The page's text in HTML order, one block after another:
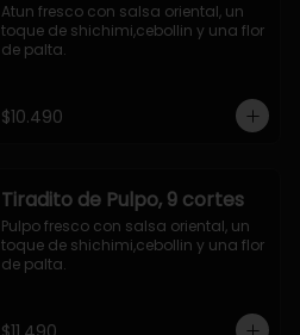
Atun fresco con salsa oriental, un
toque de shichimi,cebollin y una flor
de palta.
$10.490
Tiradito de Pulpo, 9 cortes
Pulpo fresco con salsa oriental, un
toque de shichimi,cebollin y una flor
de palta.